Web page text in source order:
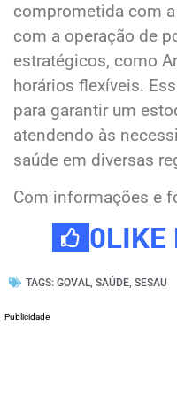
comprometida com
com a operação de
estratégicos, como
horários flexíveis.
para garantir um
atendendo às
saúde em diversas
Com informações e
0LIKE
TAGS: GOVAL SAÚDE SESAU
Publicidade